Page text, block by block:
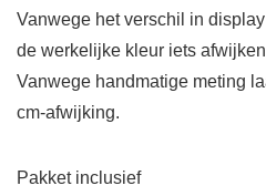
Vanwege het verschil in
de werkelijke kleur iets
Vanwege handmatige meting
cm-afwijking.
Pakket inclusief